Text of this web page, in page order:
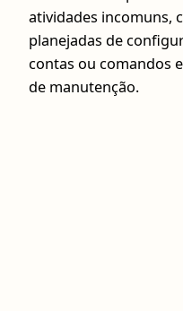
atividades incomuns,
planejadas de
contas ou comandos
de manutenção.